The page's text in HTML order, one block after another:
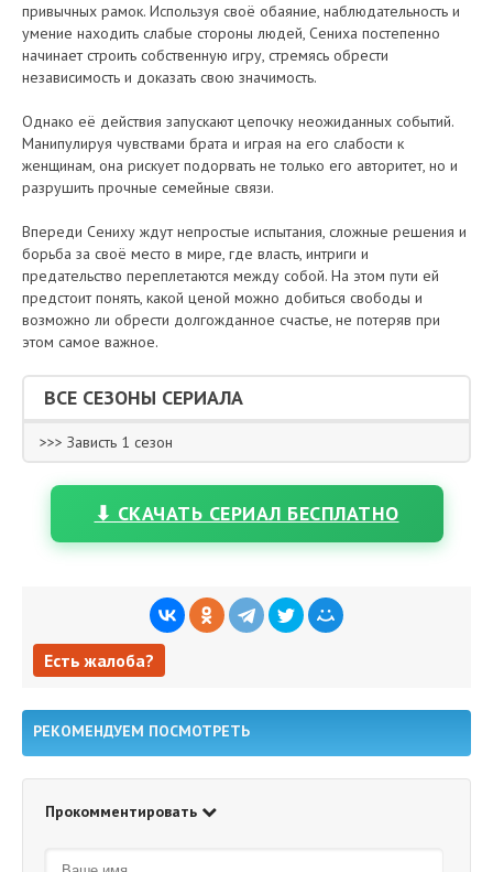
привычных рамок. Используя своё обаяние, наблюдательность и
умение находить слабые стороны людей, Сениха постепенно
начинает строить собственную игру, стремясь обрести
независимость и доказать свою значимость.
Однако её действия запускают цепочку неожиданных событий.
Манипулируя чувствами брата и играя на его слабости к
женщинам, она рискует подорвать не только его авторитет, но и
разрушить прочные семейные связи.
Впереди Сениху ждут непростые испытания, сложные решения и
борьба за своё место в мире, где власть, интриги и
предательство переплетаются между собой. На этом пути ей
предстоит понять, какой ценой можно добиться свободы и
возможно ли обрести долгожданное счастье, не потеряв при
этом самое важное.
ВСЕ СЕЗОНЫ СЕРИАЛА
>>> Зависть 1 сезон
⬇ СКАЧАТЬ СЕРИАЛ БЕСПЛАТНО
Есть жалоба?
РЕКОМЕНДУЕМ ПОСМОТРЕТЬ
Прокомментировать